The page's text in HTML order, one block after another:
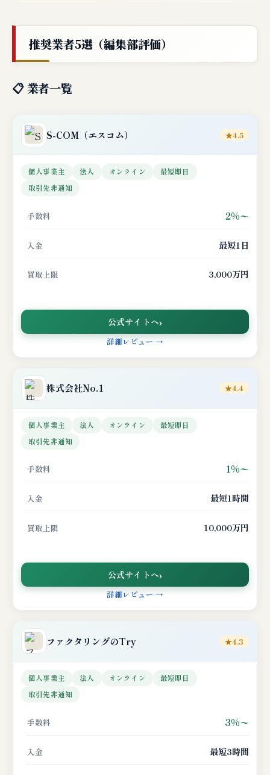
推奨業者5選（編集部評価）
📋 業者一覧
S-COM （エスコム） ★4.5
個人事業主 法人 オンライン
最短即日
取引先非通知
手数料 2%〜
入金 最短1日
買取上限 3,000万円
公式サイトへ
詳細レビュー →
株式会社No.1 ★4.4
個人事業主 法人 オンライン
最短即日
取引先非通知
手数料 1%〜
入金 最短1時間
買取上限 10,000万円
公式サイトへ
詳細レビュー →
ファクタリングのTry ★4.3
個人事業主 法人 オンライン
最短即日
取引先非通知
手数料 3%〜
入金 最短3時間